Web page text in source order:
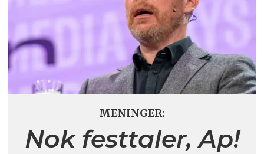
MENINGER:
Nok festtaler, Ap!